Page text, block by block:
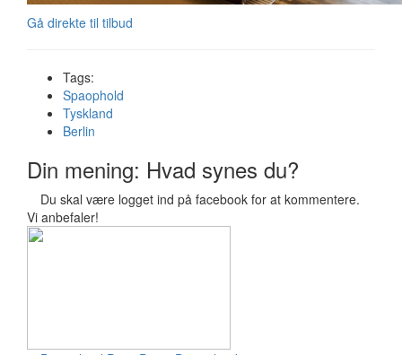
Gå direkte til tilbud
Tags:
Spaophold
Tyskland
Berlin
Din mening: Hvad synes du?
Du skal være logget ind på facebook for at kommentere.
Vi anbefaler!